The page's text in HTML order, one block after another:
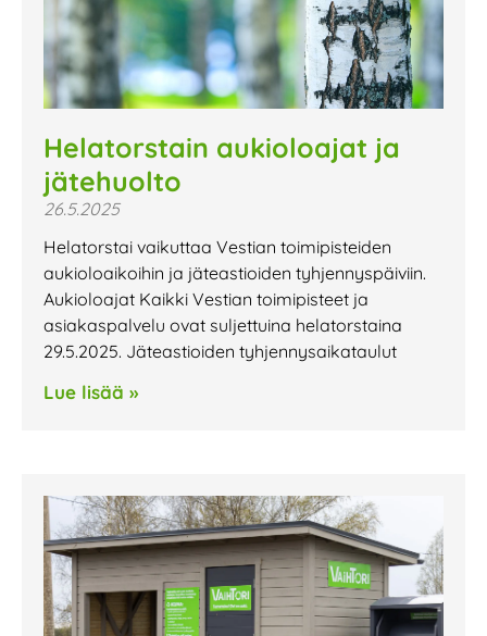
Helatorstain aukioloajat ja
jätehuolto
26.5.2025
Helatorstai vaikuttaa Vestian toimipisteiden
aukioloaikoihin ja jäteastioiden tyhjennyspäiviin.
Aukioloajat Kaikki Vestian toimipisteet ja
asiakaspalvelu ovat suljettuina helatorstaina
29.5.2025. Jäteastioiden tyhjennysaikataulut
Lue lisää »